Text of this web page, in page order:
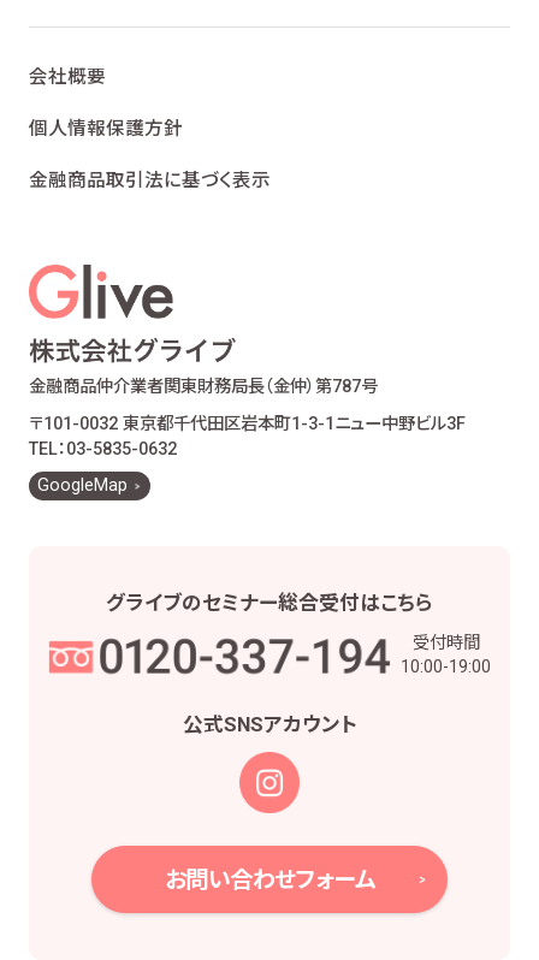
当社が取り扱う生命保険、損害保険及びこれら
金融商品仲介業における有価証券・金融商品の
提携会社の金融商品の勧誘・販売、サービスの
供の妥当性を判断するため
お客様ご本人であること又はご本人の代理人で
あることを確認するため
お客様に対し、お取引結果、お預り残高などの報
お客様とのお取引に関する事務を行うため
お客様との契約や法律等に基づく権利の行使や
義務の履行のため
ため
一部について委託された場合等において、委託
お取引先との打合せ、情報提供・連絡、お取引先
の皆様から委託された業務の遂行等を行うため
当社株主様及び当社株式の管理業務、株主様又
は会社による権利の行使・義務の履行、及び法
令に基づく書面・記録・データの作成のため
役職員の給与の計算・支払、人事管理業務のた
め
金融商品仲介業者関東財務局長（金仲）第787号
〒101-0032 東京都千代田区岩本町1-3-1 ニュー中野ビル3F
TEL：03-5835-0632
GoogleMap
会社概要
個人情報保護方針
金融商品取引法に基づく表示
グライブのセミナー総合受付はこちら
受付時間
10:00-19:00
公式SNSアカウント
お問い合わせフォーム